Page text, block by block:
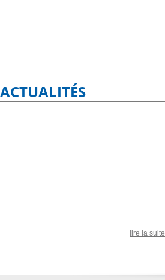
ACTUALITÉS
lire la suite